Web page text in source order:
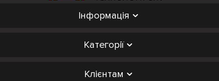
Інформація
Категорії
Клієнтам